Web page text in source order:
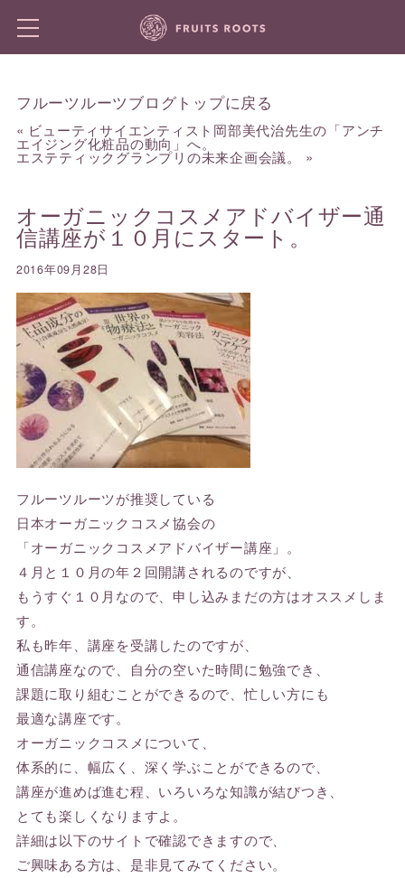
フルーツルーツブログトップに戻る
« ビューティサイエンティスト岡部美代治先生の「アンチ
エイジング化粧品の動向」へ。
エステティックグランプリの未来企画会議。 »
オーガニックコスメアドバイザー通
信講座が１０月にスタート。
2016年09月28日
フルーツルーツが推奨している
日本オーガニックコスメ協会の
「オーガニックコスメアドバイザー講座」。
４月と１０月の年２回開講されるのですが、
もうすぐ１０月なので、申し込みまだの方はオススメしま
す。
私も昨年、講座を受講したのですが、
通信講座なので、自分の空いた時間に勉強でき、
課題に取り組むことができるので、忙しい方にも
最適な講座です。
オーガニックコスメについて、
体系的に、幅広く、深く学ぶことができるので、
講座が進めば進む程、いろいろな知識が結びつき、
とても楽しくなりますよ。
詳細は以下のサイトで確認できますので、
ご興味ある方は、是非見てみてください。